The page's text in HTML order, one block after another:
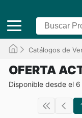
Catálogos de
OFERTA
Disponible desde el